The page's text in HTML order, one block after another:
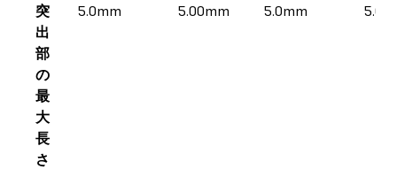
突
出
部
の
最
大
長
さ
5.0mm 5.00mm 5.0mm